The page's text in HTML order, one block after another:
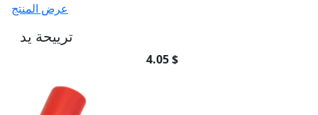
عرض المنتج
ترييحة يد
4.05 $